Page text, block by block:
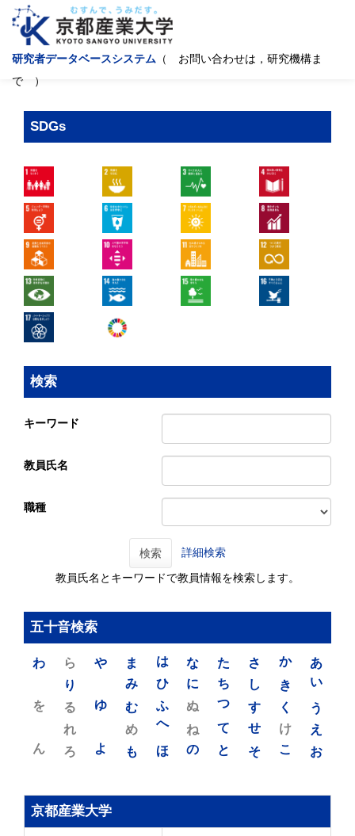
研究者データベースシステム （ お問い合わせは，研究機構ま
で ）
SDGs
検索
キーワード
教員氏名
職種
検索 詳細検索
教員氏名とキーワードで教員情報を検索します。
五十音検索
あ
い
う
え
お
か
き
く
け
こ
さ
し
す
せ
そ
た
ち
つ
て
と
な
に
ぬ
ね
の
は
ひ
ふ
へ
ほ
ま
み
む
め
も
や
ゆ
よ
ら
り
る
れ
ろ
わ
を
ん
京都産業大学